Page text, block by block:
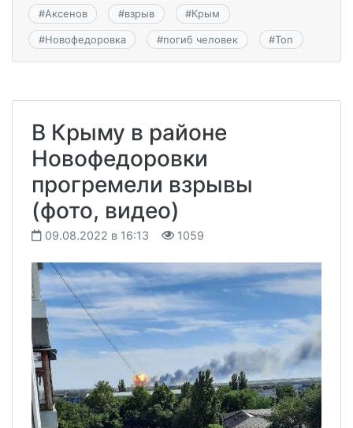
#Аксенов #взрыв #Крым
#Новофедоровка #погиб человек #Топ
В Крыму в районе
Новофедоровки
прогремели взрывы
(фото, видео)
09.08.2022 в 16:13 1059